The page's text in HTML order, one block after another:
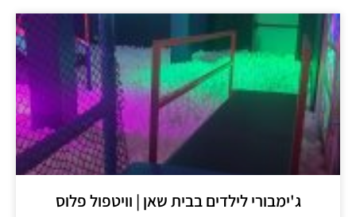
ג'ימבורי לילדים בבית שאן | וויטפול פלוס